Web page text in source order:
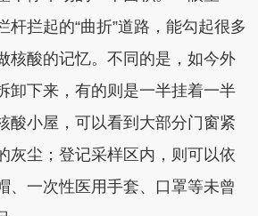
杆拦起的“曲折”道路，能勾起很多
核酸的记忆。不同的是，如今外
卸下来，有的则是一半挂着一半
酸小屋，可以看到大部分门窗紧
灰尘；登记采样区内，则可以依
、一次性医用手套、口罩等未曾